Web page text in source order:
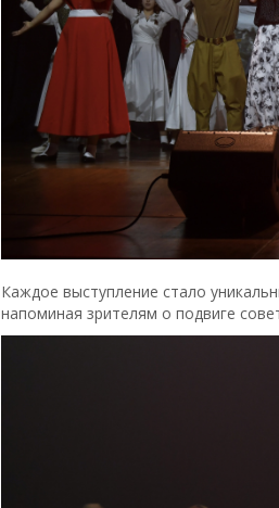
Каждое выступление стало
напоминая зрителям о подвиге